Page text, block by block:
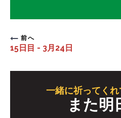
前へ
15日目 - 3月24日
一緒に祈ってく
また明